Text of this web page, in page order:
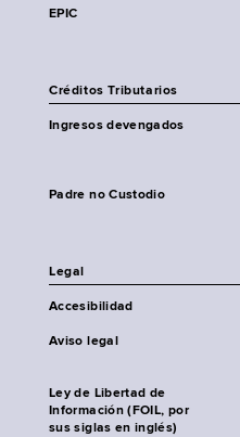
EPIC
Créditos Tributarios
Ingresos devengados
Padre no Custodio
Legal
Accesibilidad
Aviso legal
Ley de Libertad de
Información (FOIL, por
sus siglas en inglés)